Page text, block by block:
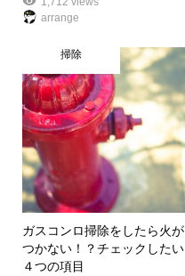
arrange
掃除
ガスコンロ掃除をしたら火が
つかない！？チェックしたい
４つの項目